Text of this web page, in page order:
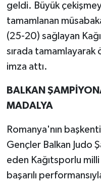
geldi. Büyük
tamamlanan
(25-20) sağlayan
sırada tamamlayarak
imza attı.
BALKAN
MADALYA
Romanya'nın
Gençler Balkan Judo
eden Kağıtsporlu
başarılı